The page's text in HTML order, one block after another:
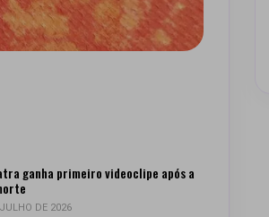
ganha primeiro videoclipe após a
DE 2026